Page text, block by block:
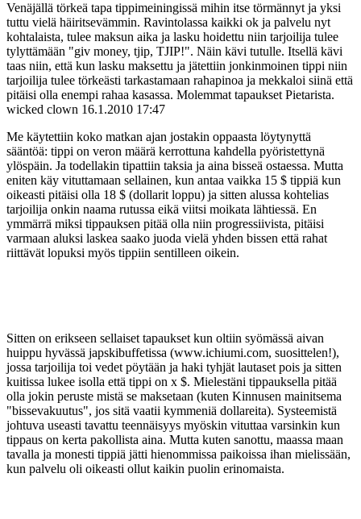
Venäjällä törkeä tapa tippimeiningissä mihin itse törmännyt ja yksi
tuttu vielä häiritsevämmin. Ravintolassa kaikki ok ja palvelu nyt
kohtalaista, tulee maksun aika ja lasku hoidettu niin tarjoilija tulee
tylyttämään "giv money, tjip, TJIP!". Näin kävi tutulle. Itsellä kävi
taas niin, että kun lasku maksettu ja jätettiin jonkinmoinen tippi niin
tarjoilija tulee törkeästi tarkastamaan rahapinoa ja mekkaloi siinä että
pitäisi olla enempi rahaa kasassa. Molemmat tapaukset Pietarista.
wicked clown 16.1.2010 17:47
Me käytettiin koko matkan ajan jostakin oppaasta löytynyttä
sääntöä: tippi on veron määrä kerrottuna kahdella pyöristettynä
ylöspäin. Ja todellakin tipattiin taksia ja aina bisseä ostaessa. Mutta
eniten käy vituttamaan sellainen, kun antaa vaikka 15 $ tippiä kun
oikeasti pitäisi olla 18 $ (dollarit loppu) ja sitten alussa kohtelias
tarjoilija onkin naama rutussa eikä viitsi moikata lähtiessä. En
ymmärrä miksi tippauksen pitää olla niin progressiivista, pitäisi
varmaan aluksi laskea saako juoda vielä yhden bissen että rahat
riittävät lopuksi myös tippiin sentilleen oikein.
Sitten on erikseen sellaiset tapaukset kun oltiin syömässä aivan
huippu hyvässä japskibuffetissa (www.ichiumi.com, suosittelen!),
jossa tarjoilija toi vedet pöytään ja haki tyhjät lautaset pois ja sitten
kuitissa lukee isolla että tippi on x $. Mielestäni tippauksella pitää
olla jokin peruste mistä se maksetaan (kuten Kinnusen mainitsema
"bissevakuutus", jos sitä vaatii kymmeniä dollareita). Systeemistä
johtuva useasti tavattu teennäisyys myöskin vituttaa varsinkin kun
tippaus on kerta pakollista aina. Mutta kuten sanottu, maassa maan
tavalla ja monesti tippiä jätti hienommissa paikoissa ihan mielissään,
kun palvelu oli oikeasti ollut kaikin puolin erinomaista.